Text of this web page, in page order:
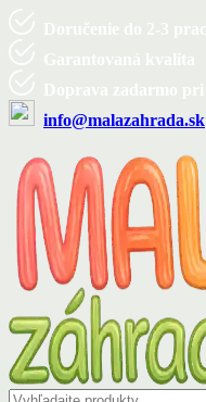
info@malazahrada.sk